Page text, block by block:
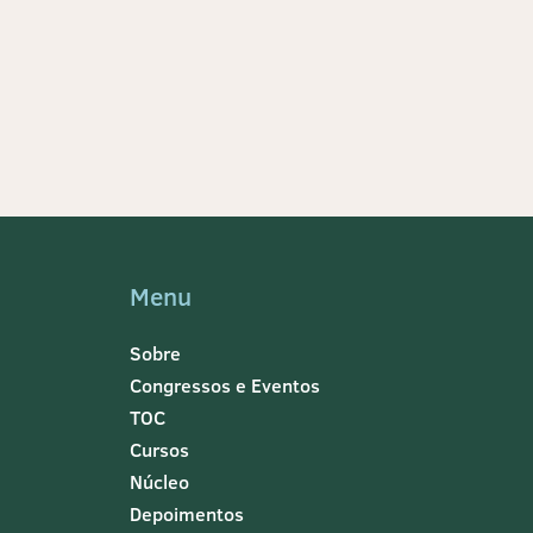
Menu
Sobre
Congressos e Eventos
TOC
Cursos
Núcleo
Depoimentos